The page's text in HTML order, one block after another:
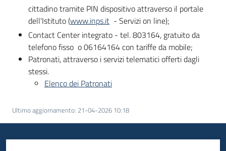
cittadino tramite PIN dispositivo attraverso il portale
dell'Istituto (www.inps.it - Servizi on line);
Contact Center integrato - tel. 803164, gratuito da
telefono fisso o 06164164 con tariffe da mobile;
Patronati, attraverso i servizi telematici offerti dagli
stessi.
Elenco dei Patronati
Ultimo aggiornamento: 21-04-2026 10:18